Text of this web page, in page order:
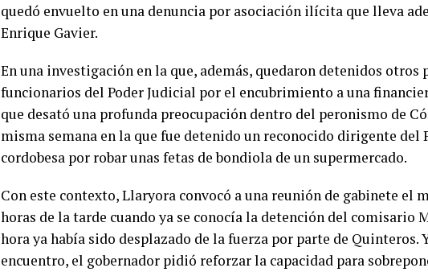
quedó envuelto en una denuncia por asociación ilícita que lleva
Enrique Gavier.
En una investigación en la que, además, quedaron detenidos otros
funcionarios del Poder Judicial por el encubrimiento a una
que desató una profunda preocupación dentro del peronismo de
misma semana en la que fue detenido un reconocido dirigente del
cordobesa por robar unas fetas de bondiola de un supermercado.
Con este contexto, Llaryora convocó a una reunión de gabinete el
horas de la tarde cuando ya se conocía la detención del comisario
hora ya había sido desplazado de la fuerza por parte de Quinteros.
encuentro, el gobernador pidió reforzar la capacidad para